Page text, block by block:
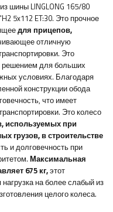
шины LINGLONG 165/80
5x112 ET:30. Это прочное
для прицепов,
отличную
Это
решением для больших
условиях. Благодаря
конструкции обода
что имеет
Это колесо
используемых при
грузов, в строительстве
и долговечность при
Максимальная
675 кг,этот
на более слабый из
целого колеса.